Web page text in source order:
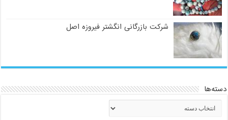
شرکت بازرگانی انگشتر فیروزه اصل
دسته‌ها
دسته‌ها